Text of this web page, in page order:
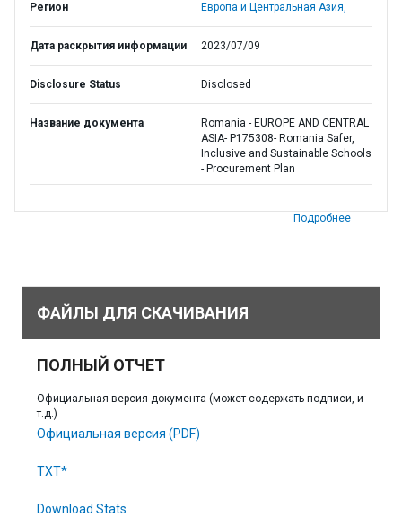
Регион Европа и Центральная Азия,
Дата раскрытия информации 2023/07/09
Disclosure Status Disclosed
Название документа
Romania - EUROPE AND CENTRAL
ASIA- P175308- Romania Safer,
Inclusive and Sustainable Schools
- Procurement Plan
Подробнее
ФАЙЛЫ ДЛЯ СКАЧИВАНИЯ
ПОЛНЫЙ ОТЧЕТ
Официальная версия документа (может содержать подписи, и
т.д.)
Официальная версия (PDF)
TXT*
Download Stats